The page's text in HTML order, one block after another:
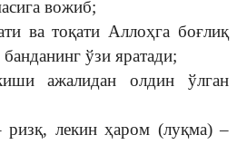
вожиб;
ва тоқати Аллоҳга боғлиқ
ўзи яратади;
ажалидан олдин ўлган
ризқ, лекин ҳаром (луқма) –